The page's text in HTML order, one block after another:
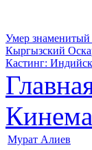
Умер знаменитый
Кыргызский
Кастинг:
Мурат Алиев